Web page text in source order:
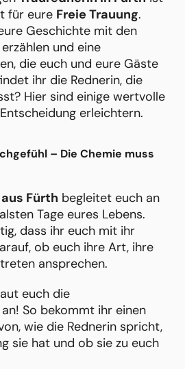
für eure Freie Trauung.
Geschichte mit den
und eine
die euch und eure Gäste
ihr die Rednerin, die
Hier sind einige wertvolle
erleichtern.
– Die Chemie muss
Fürth begleitet euch an
Tage eures Lebens.
dass ihr euch mit ihr
ob euch ihre Art, ihre
ansprechen.
euch die
So bekommt ihr einen
wie die Rednerin spricht,
sie hat und ob sie zu euch